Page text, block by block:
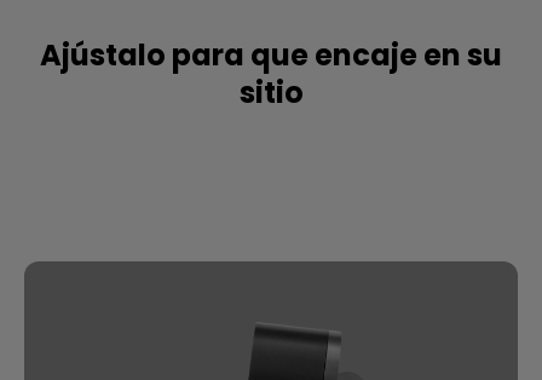
Ajústalo para que encaje en su
sitio